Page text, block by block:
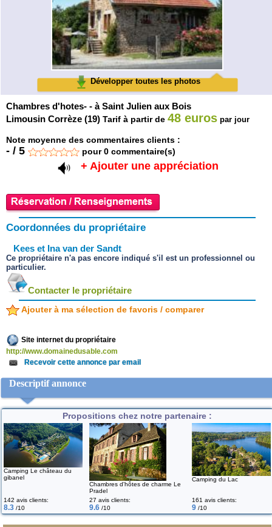
Développer toutes les photos
Chambres d'hotes- - à Saint Julien aux Bois
Limousin Corrèze (19) Tarif à partir de 48 euros par jour
Note moyenne des commentaires clients :
- / 5 pour0 commentaire(s)
+ Ajouter une appréciation
Coordonnées du propriétaire
Kees et Ina van der Sandt
Ce propriétaire n'a pas encore indiqué s'il est un professionnel ou
particulier.
Contacter le propriétaire
Ajouter à ma sélection de favoris / comparer
Site internet du propriétaire
http://www.domainedusable.com
Recevoir cette annonce par email
Descriptif annonce
Propositions chez notre partenaire :
Camping Le château du
gibanel
Chambres d'hôtes de charme Le
Pradel
Camping du Lac
142 avis clients:
8.3 /10
27 avis clients:
9.6 /10
161 avis clients:
9 /10